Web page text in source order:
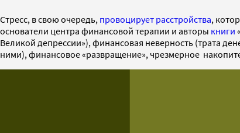
Стресс, в свою очередь, провоцирует расстройства,
основатели центра финансовой терапии и авторы книги
Великой депрессии»), финансовая неверность (трата
ними), финансовое «развращение», чрезмерное